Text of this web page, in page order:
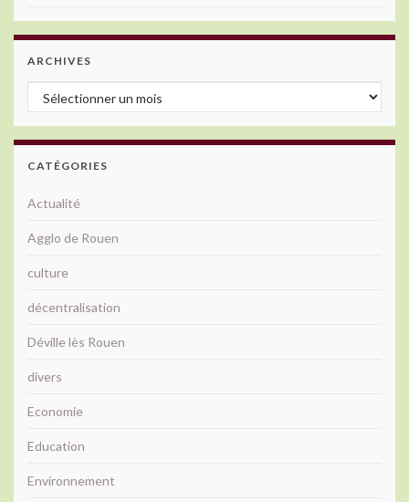
ARCHIVES
Archives
CATÉGORIES
Actualité
Agglo de Rouen
culture
décentralisation
Déville lès Rouen
divers
Economie
Education
Environnement